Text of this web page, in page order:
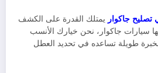
تصليح جاكوار يمتلك القدرة على الكشف
سيارات جاكوار، نحن خيارك الأنسب
بخبرة طويلة تساعده في تحديد العطل